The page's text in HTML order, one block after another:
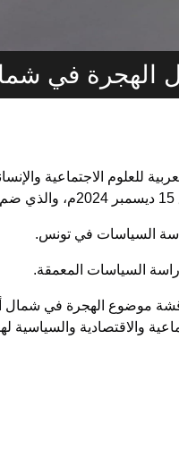
الهجرة في
للعلوم الاجتماعية
السياسات في تونس.
السياسات المعمقة.
موضوع الهجرة في شمال
والاقتصادية والسياسية